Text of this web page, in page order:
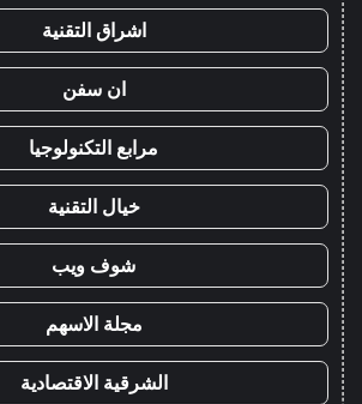
اشراق التقنية
ان سفن
مرابع التكنولوجيا
خيال التقنية
شوف ويب
مجلة الاسهم
الشرقية الاقتصادية